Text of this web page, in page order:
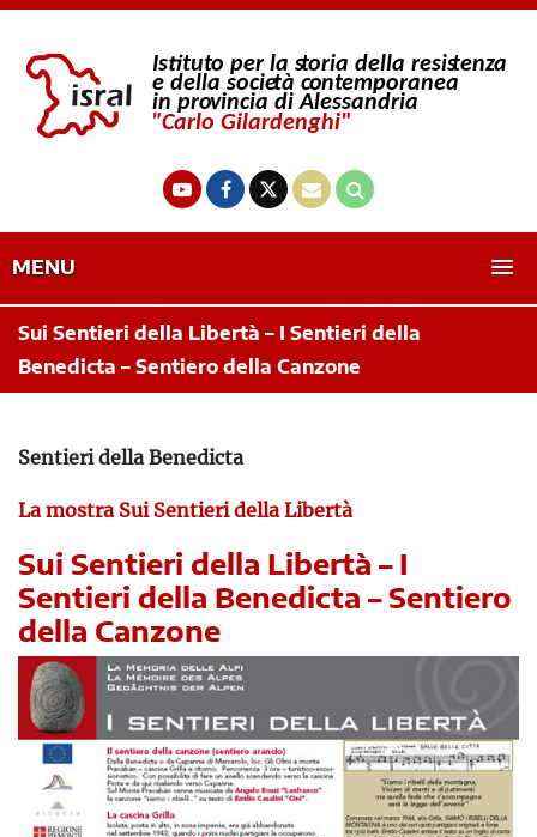
MENU
Sui Sentieri della Libertà – I Sentieri della
Benedicta – Sentiero della Canzone
Sentieri della Benedicta
La mostra Sui Sentieri della Libertà
Sui Sentieri della Libertà – I
Sentieri della Benedicta – Sentiero
della Canzone